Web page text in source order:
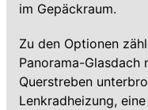
im Gepäckraum.
Zu den Optionen
Panorama-
Querstreben
Lenkradheizung,